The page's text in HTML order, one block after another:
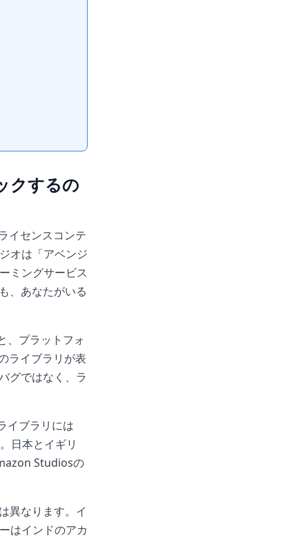
クするの
イセンスコンテ
オは「アベンジ
ミングサービス
、あなたがいる
、プラットフォ
ライブラリが表
グではなく、ラ
イブラリには
日本とイギリ
Studiosの
異なります。イ
はインドのアカ